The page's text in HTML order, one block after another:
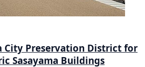
City Preservation District for
Sasayama Buildings